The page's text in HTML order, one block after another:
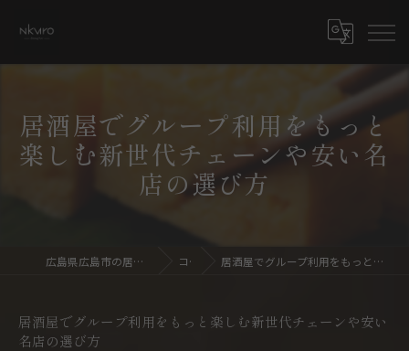
居酒屋でグループ利用をもっと
楽しむ新世代チェーンや安い名
店の選び方
広島県広島市の居酒屋ならdining bar NKURO コラム 居酒屋でグループ利用をもっと楽しむ新世代チェーンや安い名店の選び方
居酒屋でグループ利用をもっと楽しむ新世代チェーンや安い
名店の選び方